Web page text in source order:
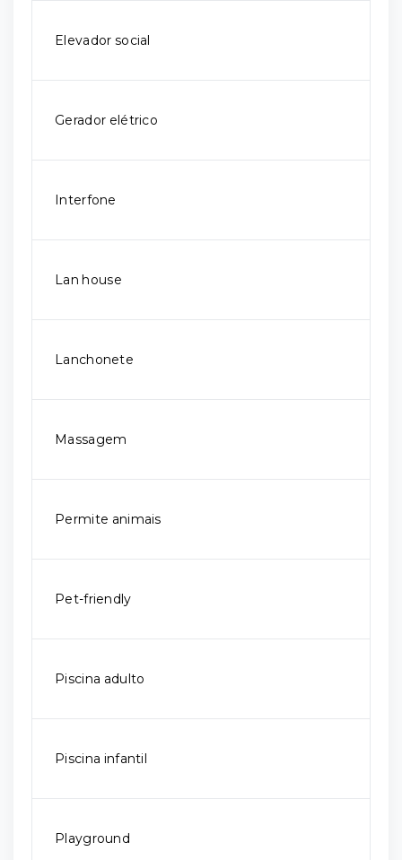
Elevador social
Gerador elétrico
Interfone
Lan house
Lanchonete
Massagem
Permite animais
Pet-friendly
Piscina adulto
Piscina infantil
Playground